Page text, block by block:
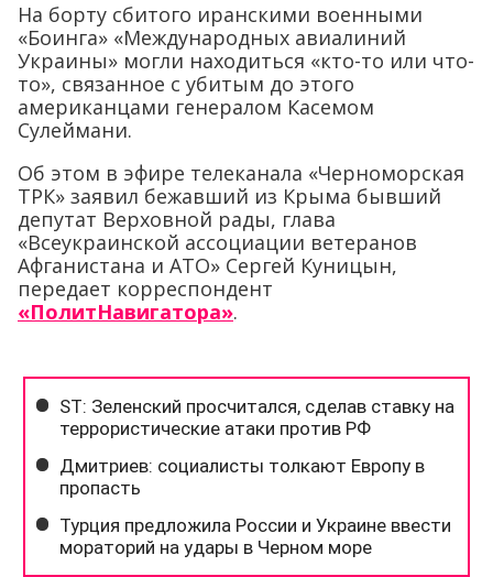
На борту сбитого иранскими военными
«Боинга» «Международных авиалиний
Украины» могли находиться «кто-то или что-
то», связанное с убитым до этого
американцами генералом Касемом
Сулеймани.
Об этом в эфире телеканала «Черноморская
ТРК» заявил бежавший из Крыма бывший
депутат Верховной рады, глава
«Всеукраинской ассоциации ветеранов
Афганистана и АТО» Сергей Куницын,
передает корреспондент
«ПолитНавигатора».